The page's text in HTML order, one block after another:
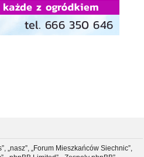
„nasz”, „Forum Mieszkańców Siechnic”,